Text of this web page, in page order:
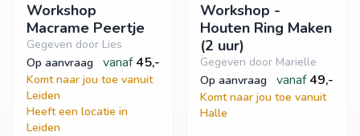
Workshop
Macrame Peertje
Gegeven door Lies
op aanvraag
vanaf 45,-
Komt naar jou toe vanuit
Leiden
Heeft een locatie in
Leiden
Workshop -
Houten Ring Maken
(2 uur)
Gegeven door Marielle
op aanvraag
vanaf 49,-
Komt naar jou toe vanuit
Halle